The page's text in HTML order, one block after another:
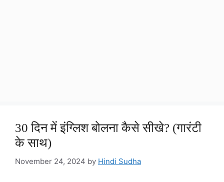
30 दिन में इंग्लिश बोलना कैसे सीखे? (गारंटी
के साथ)
November 24, 2024 by Hindi Sudha